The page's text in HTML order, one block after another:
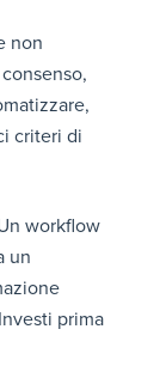
non
criteri di
workflow
un
prima